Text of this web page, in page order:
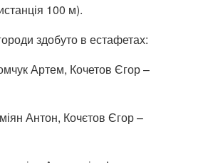
100 м).
здобуто в естафетах:
Артем, Кочетов Єгор –
Антон, Кочєтов Єгор –